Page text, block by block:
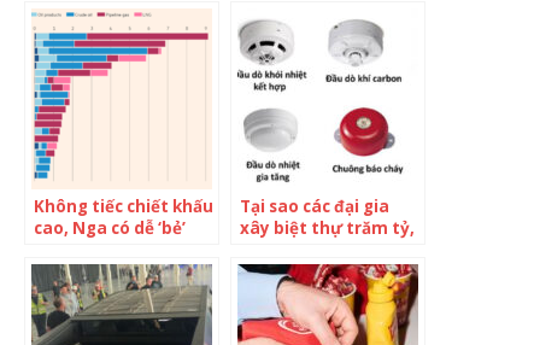
Không tiếc chiết khấu
cao, Nga có dễ ‘bẻ’
châu Âu sang Trung
Quốc?
Tại sao các đại gia
xây biệt thự trăm tỷ,
chục tỷ đồng, nhưng
không mấy ai lắp đặt
hệ thống phòng cháy
chữa cháy?